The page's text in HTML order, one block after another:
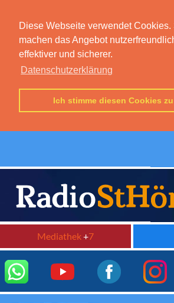
Diese Webseite verwendet Cookies.
machen das Angebot
effektiver und sicherer.
Datenschutzerklärung
Ich stimme diesen Cookies zu
Mediathek+7